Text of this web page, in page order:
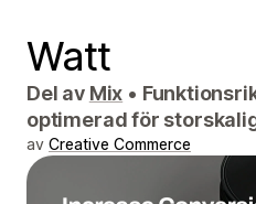
Watt
Del av Mix •
optimerad för
av Creative Commerce